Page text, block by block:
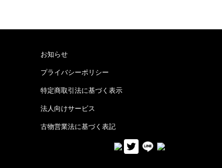
お知らせ
プライバシーポリシー
特定商取引法に基づく表示
法人向けサービス
古物営業法に基づく表記